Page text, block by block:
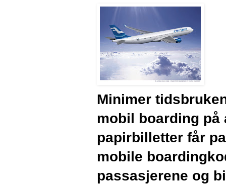
Minimer
mobil boarding på
papirbilletter får
mobile
passasjerene og